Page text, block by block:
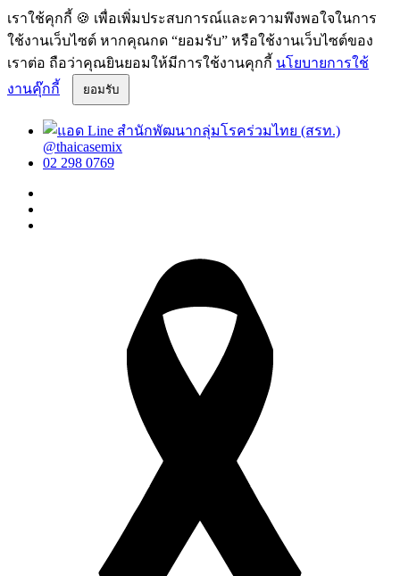
เราใช้คุกกี้ 🍪 เพื่อเพิ่มประสบการณ์และความพึงพอใจในการ
ใช้งานเว็บไซต์ หากคุณกด “ยอมรับ” หรือใช้งานเว็บไซต์ของ
เราต่อ ถือว่าคุณยินยอมให้มีการใช้งานคุกกี้ นโยบายการใช้
งานคุ๊กกี้
ยอมรับ
@thaicasemix
02 298 0769